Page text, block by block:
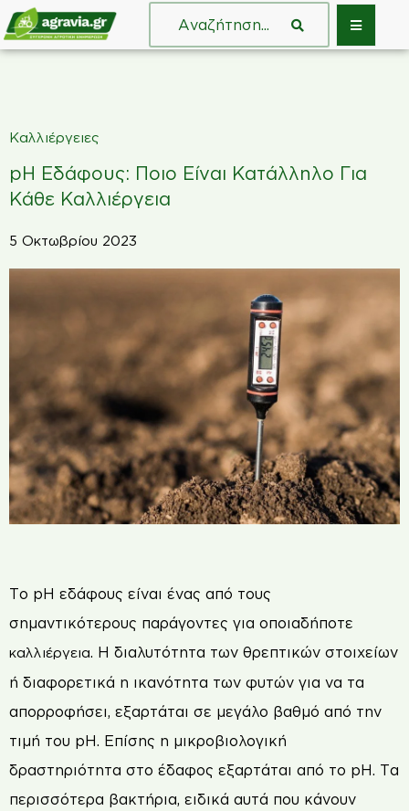
Καλλιέργειες
pH Εδάφους: Ποιο Είναι Κατάλληλο Για
Κάθε Καλλιέργεια
5 Οκτωβρίου 2023
Το pH εδάφους είναι ένας από τους
σημαντικότερους παράγοντες για οποιαδήποτε
καλλιέργεια . Η διαλυτότητα των θρεπτικών στοιχείων
ή διαφορετικά η ικανότητα των φυτών για να τα
απορροφήσει, εξαρτάται σε μεγάλο βαθμό από την
τιμή του pH. Επίσης η μικροβιολογική
δραστηριότητα στο έδαφος εξαρτάται από το pH. Τα
περισσότερα βακτήρια, ειδικά αυτά που κάνουν